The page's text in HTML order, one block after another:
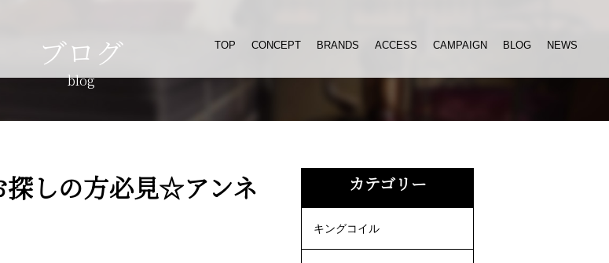
TOP CONCEPT BRANDS ACCESS CAMPAIGN BLOG NEWS
ブログ
blog
探しの方必見☆アンネ
カテゴリー
キングコイル